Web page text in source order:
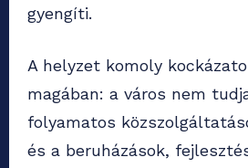
gyengíti.
A helyzet komoly
magában: a város nem
folyamatos
és a beruházások,